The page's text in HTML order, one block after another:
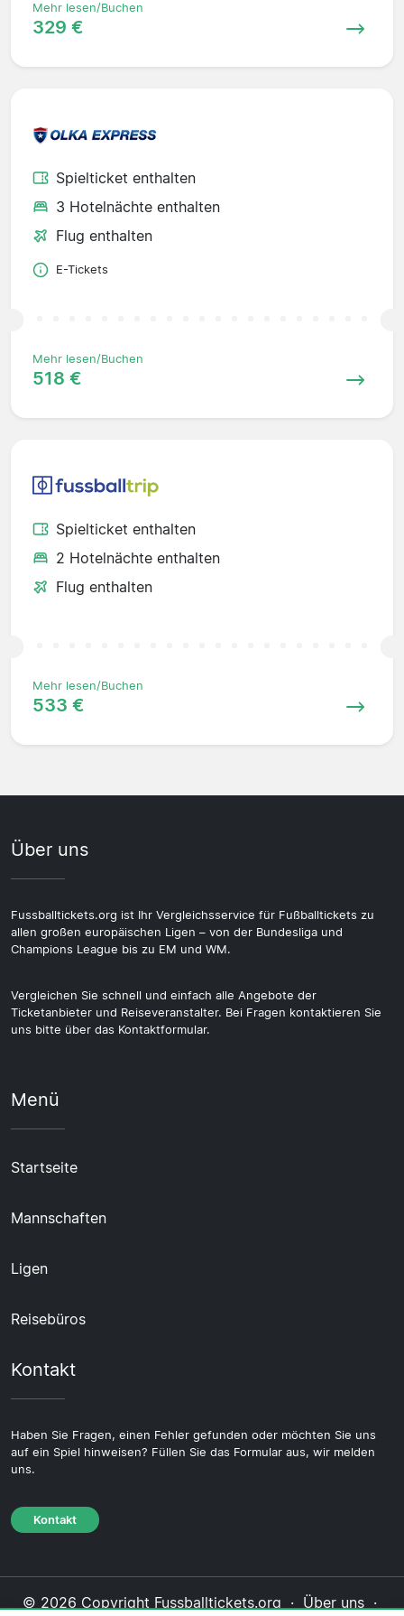
Mehr lesen/Buchen
329 €
Spielticket enthalten
3 Hotelnächte enthalten
Flug enthalten
E-Tickets
Mehr lesen/Buchen
518 €
Spielticket enthalten
2 Hotelnächte enthalten
Flug enthalten
Mehr lesen/Buchen
533 €
Über uns
Fussballtickets.org ist Ihr Vergleichsservice für Fußballtickets zu
allen großen europäischen Ligen – von der Bundesliga und
Champions League bis zu EM und WM.
Vergleichen Sie schnell und einfach alle Angebote der
Ticketanbieter und Reiseveranstalter. Bei Fragen kontaktieren Sie
uns bitte über das Kontaktformular.
Menü
Startseite
Mannschaften
Ligen
Reisebüros
Kontakt
Haben Sie Fragen, einen Fehler gefunden oder möchten Sie uns
auf ein Spiel hinweisen? Füllen Sie das Formular aus, wir melden
uns.
Kontakt
© 2026 Copyright Fussballtickets.org · Über uns ·